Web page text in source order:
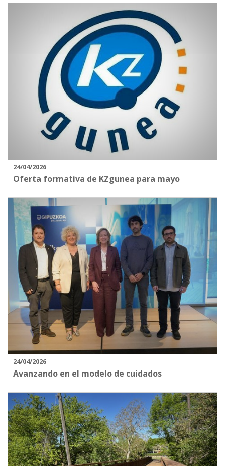
24/04/2026
Oferta formativa de KZgunea para mayo
24/04/2026
Avanzando en el modelo de cuidados